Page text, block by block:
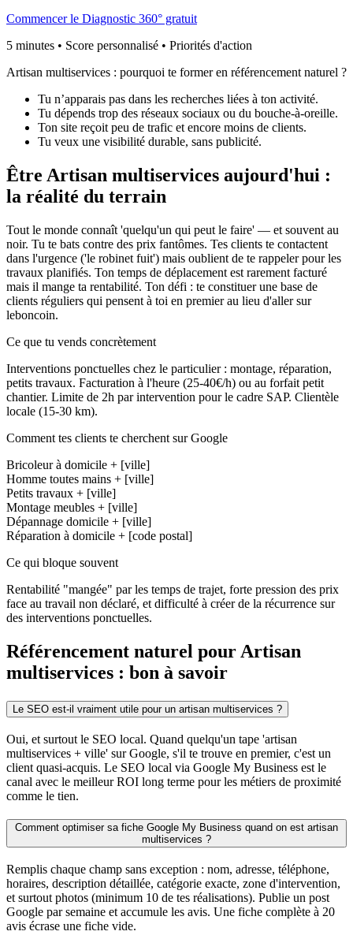
Commencer le Diagnostic 360° gratuit
5 minutes • Score personnalisé • Priorités d'action
Artisan multiservices : pourquoi te former en référencement naturel ?
Tu n’apparais pas dans les recherches liées à ton activité.
Tu dépends trop des réseaux sociaux ou du bouche-à-oreille.
Ton site reçoit peu de trafic et encore moins de clients.
Tu veux une visibilité durable, sans publicité.
Être Artisan multiservices aujourd'hui :
la réalité du terrain
Tout le monde connaît 'quelqu'un qui peut le faire' — et souvent au
noir. Tu te bats contre des prix fantômes. Tes clients te contactent
dans l'urgence ('le robinet fuit') mais oublient de te rappeler pour les
travaux planifiés. Ton temps de déplacement est rarement facturé
mais il mange ta rentabilité. Ton défi : te constituer une base de
clients réguliers qui pensent à toi en premier au lieu d'aller sur
leboncoin.
Ce que tu vends concrètement
Interventions ponctuelles chez le particulier : montage, réparation,
petits travaux. Facturation à l'heure (25-40€/h) ou au forfait petit
chantier. Limite de 2h par intervention pour le cadre SAP. Clientèle
locale (15-30 km).
Comment tes clients te cherchent sur Google
Bricoleur à domicile + [ville]
Homme toutes mains + [ville]
Petits travaux + [ville]
Montage meubles + [ville]
Dépannage domicile + [ville]
Réparation à domicile + [code postal]
Ce qui bloque souvent
Rentabilité "mangée" par les temps de trajet, forte pression des prix
face au travail non déclaré, et difficulté à créer de la récurrence sur
des interventions ponctuelles.
Référencement naturel pour Artisan
multiservices : bon à savoir
Le SEO est-il vraiment utile pour un artisan multiservices ?
Oui, et surtout le SEO local. Quand quelqu'un tape 'artisan
multiservices + ville' sur Google, s'il te trouve en premier, c'est un
client quasi-acquis. Le SEO local via Google My Business est le
canal avec le meilleur ROI long terme pour les métiers de proximité
comme le tien.
Comment optimiser sa fiche Google My Business quand on est artisan
multiservices ?
Remplis chaque champ sans exception : nom, adresse, téléphone,
horaires, description détaillée, catégorie exacte, zone d'intervention,
et surtout photos (minimum 10 de tes réalisations). Publie un post
Google par semaine et accumule les avis. Une fiche complète à 20
avis écrase une fiche vide.